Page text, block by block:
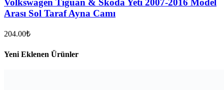
Arası Sol Taraf Ayna Camı
204.00₺
Yeni Eklenen Ürünler